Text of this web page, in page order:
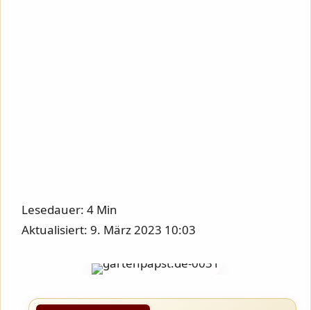
Lesedauer: 4 Min
Aktualisiert: 9. März 2023 10:03